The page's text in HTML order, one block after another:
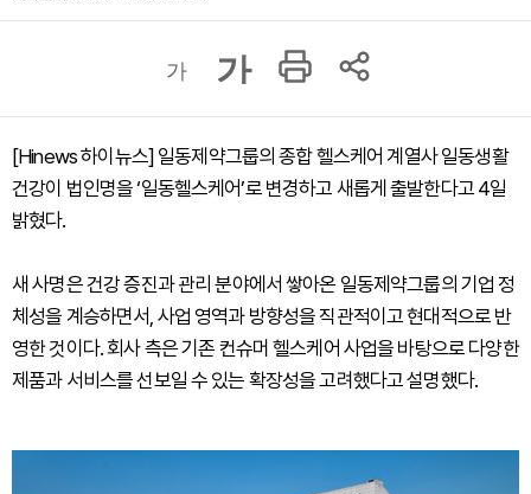
가 가
[Hinews 하이뉴스] 일동제약그룹의 종합 헬스케어 계열사 일동생활
건강이 법인명을 ‘일동헬스케어’로 변경하고 새롭게 출발한다고 4일
밝혔다.
새 사명은 건강 증진과 관리 분야에서 쌓아온 일동제약그룹의 기업 정
체성을 계승하면서, 사업 영역과 방향성을 직관적이고 현대적으로 반
영한 것이다. 회사 측은 기존 컨슈머 헬스케어 사업을 바탕으로 다양한
제품과 서비스를 선보일 수 있는 확장성을 고려했다고 설명했다.